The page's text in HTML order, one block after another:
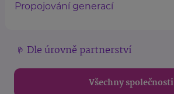
Propojování generací
Dle úrovně partnerství
Všechny společnosti